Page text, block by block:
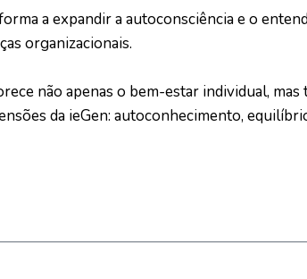
a expandir a autoconsciência e o
organizacionais.
não apenas o bem-estar individual, mas
da ieGen: autoconhecimento,